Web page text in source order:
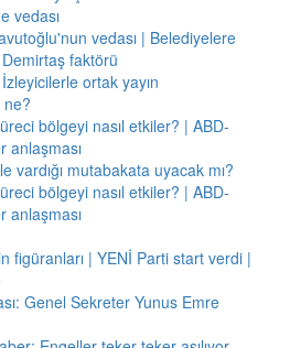
vedası
vedası | Belediyelere
faktörü
ortak yayın
ne?
bölgeyi nasıl etkiler? | ABD-
anlaşması
vardığı mutabakata uyacak mı?
bölgeyi nasıl etkiler? | ABD-
anlaşması
figüranları | YENİ Parti start verdi |
Genel Sekreter Yunus Emre